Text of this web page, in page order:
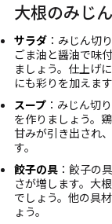
大根のみじ
サラダ：みじん切
ごま油と醤油で味
ましょう。仕上げ
にも彩りを加えます
スープ：みじん切
を作りましょう。
甘みが引き出され
す。
餃子の具：餃子の
さが増します。大
でしょう。他の具
ょう。